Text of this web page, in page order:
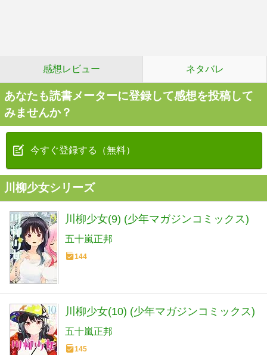
感想レビュー ネタバレ
あなたも読書メーターに登録して感想を投稿して
みませんか？
今すぐ登録する（無料）
川柳少女シリーズ
川柳少女(9) (少年マガジンコミックス)
五十嵐正邦
144
川柳少女(10) (少年マガジンコミックス)
五十嵐正邦
145